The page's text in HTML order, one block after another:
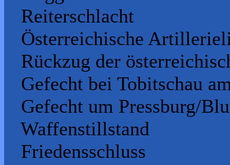
Reiterschlacht
Österreichische
Rückzug der
Gefecht bei Tobitschau
Gefecht um Pressburg/
Waffenstillstand
Friedensschluss